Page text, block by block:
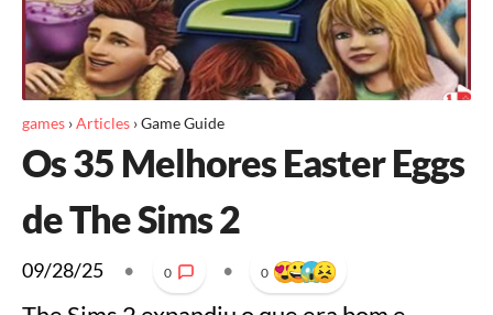
games ›Articles ›Game Guide
Os 35 Melhores Easter Eggs
de The Sims 2
09/28/25 • 0 • 0